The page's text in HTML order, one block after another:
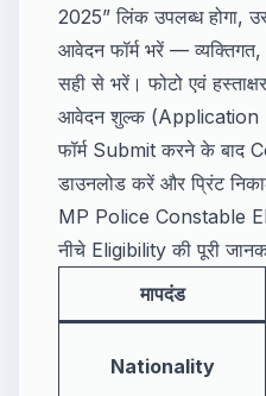
2025” लिंक उपलब्ध होगा,
आवेदन फॉर्म भरें —
सही से भरें। फोटो एवं
आवेदन शुल्क (Application
फॉर्म Submit करने के बाद
डाउनलोड करें और प्रिंट
MP Police Constable
नीचे Eligibility की पूरी
मापदंड
Nationality